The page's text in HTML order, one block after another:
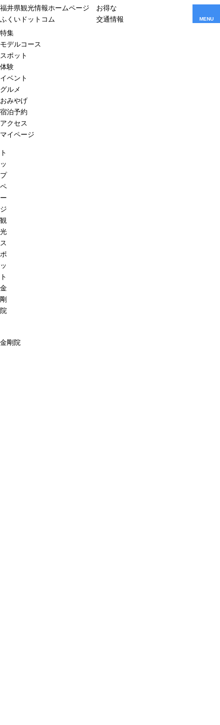
福井県観光情報ホームページ
ふくいドットコム
お得な
交通情報
MENU
特集
モデルコース
スポット
体験
イベント
グルメ
おみやげ
宿泊予約
アクセス
マイページ
ト
ッ
プ
ペ
ー
ジ
観
光
ス
ポ
ッ
ト
金
剛
院
金剛院